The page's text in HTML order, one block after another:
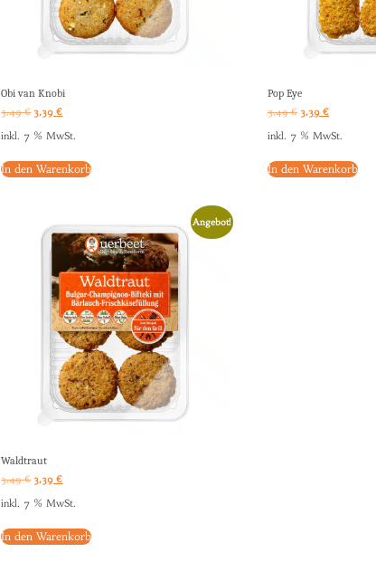
Obi van Knobi
3,49€ 3,39€
inkl. 7 % MwSt.
In den Warenkorb
Pop Eye
3,49€ 3,39€
inkl. 7 % MwSt.
In den Warenkorb
Angebot!
Waldtraut
3,49€ 3,39€
inkl. 7 % MwSt.
In den Warenkorb